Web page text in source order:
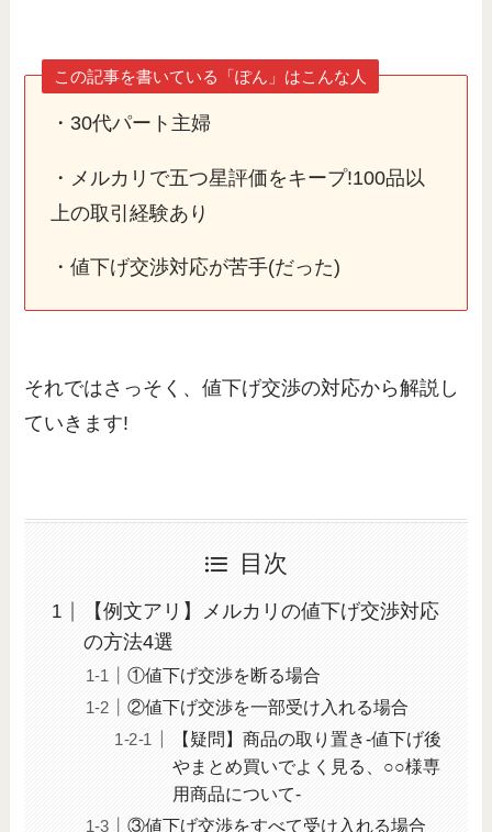
この記事を書いている「ぽん」はこんな人
・30代パート主婦
・メルカリで五つ星評価をキープ!100品以
上の取引経験あり
・値下げ交渉対応が苦手(だった)
それではさっそく、値下げ交渉の対応から解説し
ていきます!
目次
【例文アリ】メルカリの値下げ交渉対応
の方法4選
①値下げ交渉を断る場合
②値下げ交渉を一部受け入れる場合
【疑問】商品の取り置き-値下げ後
やまとめ買いでよく見る、○○様専
用商品について-
③値下げ交渉をすべて受け入れる場合